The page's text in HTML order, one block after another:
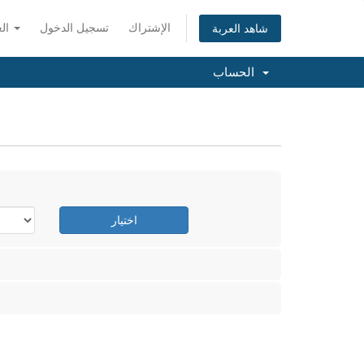
تسجيل الدخول الإشتراك شاهد العربة
اختيار